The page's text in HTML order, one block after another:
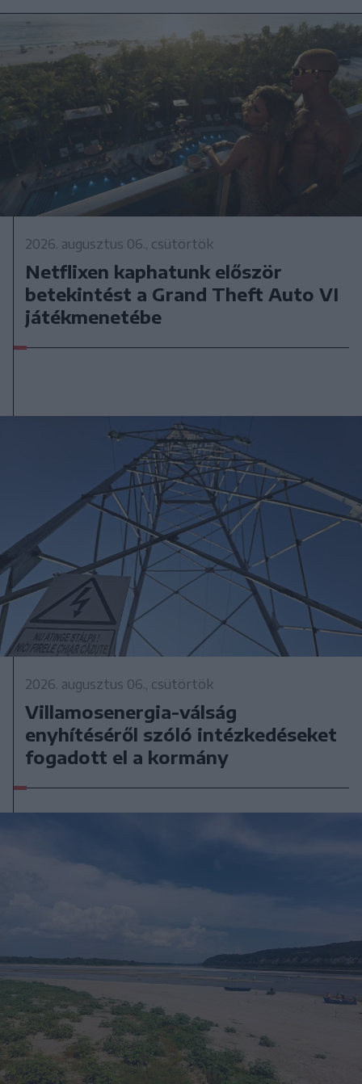
2026. augusztus 06., csütörtök
Netflixen kaphatunk először
betekintést a Grand Theft Auto VI
játékmenetébe
2026. augusztus 06., csütörtök
Villamosenergia-válság
enyhítéséről szóló intézkedéseket
fogadott el a kormány